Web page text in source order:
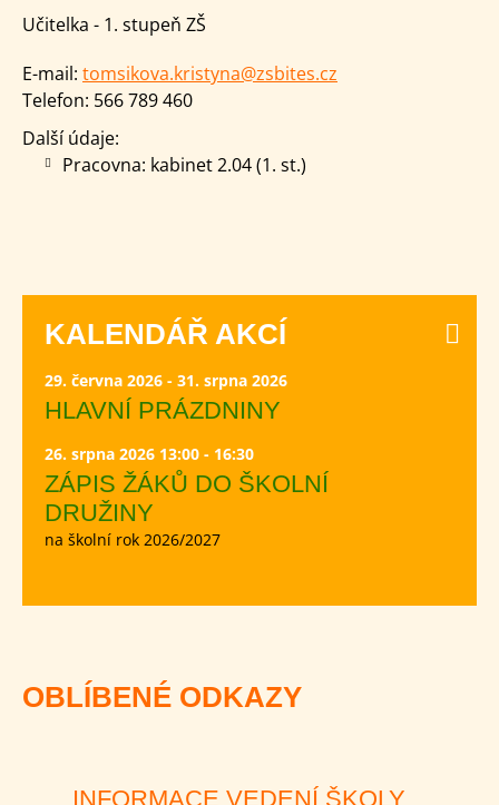
Učitelka - 1. stupeň ZŠ
E-mail: tomsikova.kristyna@zsbites.cz
Telefon: 566 789 460
Další údaje:
Pracovna: kabinet 2.04 (1. st.)
KALENDÁŘ AKCÍ
29. června 2026 - 31. srpna 2026
HLAVNÍ PRÁZDNINY
26. srpna 2026 13:00 - 16:30
ZÁPIS ŽÁKŮ DO ŠKOLNÍ
DRUŽINY
na školní rok 2026/2027
OBLÍBENÉ ODKAZY
INFORMACE VEDENÍ ŠKOLY